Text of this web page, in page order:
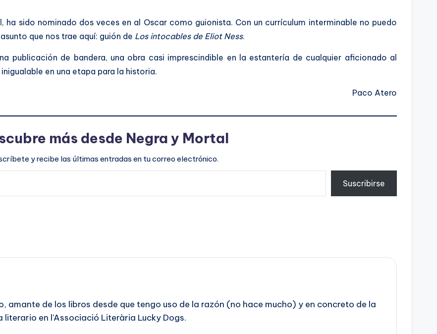
sido nominado dos veces en al Oscar como guionista. Con un currículum interminable no puedo
que nos trae aquí: guión de Los intocables de Eliot Ness.
publicación de bandera, una obra casi imprescindible en la estantería de cualquier aficionado al
en una etapa para la historia.
Paco Atero
más desde Negra y Mortal
y recibe las últimas entradas en tu correo electrónico.
Suscribirse
amante de los libros desde que tengo uso de la razón (no hace mucho) y en concreto de la
en l'Associació Literària Lucky Dogs.